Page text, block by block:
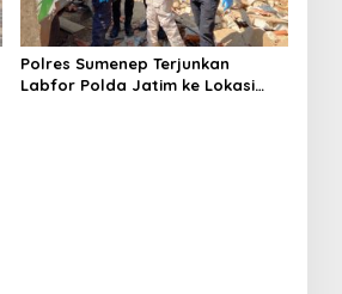
Polres Sumenep Terjunkan
Labfor Polda Jatim ke Lokasi